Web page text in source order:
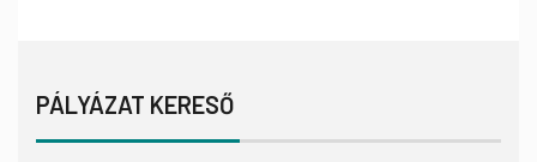
PÁLYÁZAT KERESŐ